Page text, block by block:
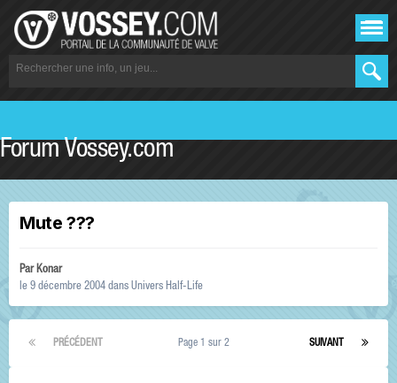
Forum Vossey.com
Mute ???
ParKonar
le 9 décembre 2004 dans Univers Half-Life
PRÉCÉDENT SUIVANT
Page 1 sur 2